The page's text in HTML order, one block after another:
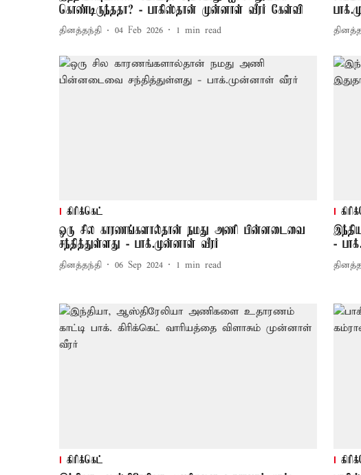
கொண்டிருந்ததா? - பாகிஸ்தான் முன்னாள் வீரர் கேள்வி
தினத்தந்தி 04 Feb 2026 1 min read
கிரிக்கெட்
ஒரு சில காரணங்களால்தான் நமது அணி பின்னடைவை
சந்தித்துள்ளது - பாக்.முன்னாள் வீரர்
தினத்தந்தி 06 Sep 2024 1 min read
-
கிரிக்கெட்